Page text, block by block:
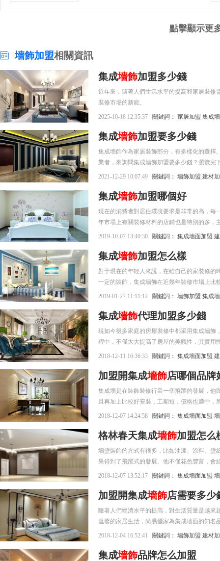
點擊顯示更
墻飾加盟相關資訊
集成墻飾加盟多少錢
近年來，隨著人們生活水平的提高和家居裝修
裝修市場的新寵。
2025-10-18 12:35:37 關鍵詞： 家居加盟 集成
集成墻飾加盟要多少錢
集成墻飾作為家居裝飾部分，有多樣化的選擇
業者，來詢問集成墻飾加盟要多少錢？瀏覽完
2021-12-29 10:07:49 關鍵詞： 墻飾加盟 建材
集成墻飾加盟哪個好
現在的消費者對居住環境要求是非常的高，每
年市場上有關裝修材料的店鋪也是特別的多，
有錢之后都會購買一套房子。在這個時候就
的介紹。
2019-10-07 13:40:30 關鍵詞： 集成墻面加盟
集成墻飾加盟怎么樣
對于現在的年輕人來說，在給自己的家裝修的
一定的裝飾，集成墻飾在近幾年裝修市場上比
裝修來進行搭配，可以給家庭增加一些色彩
集成墻飾為例。
2019-01-27 11:11:12 關鍵詞： 墻飾加盟 集成
集成墻飾代理加盟多少錢
現如今很多家庭的房屋裝修中都采用集成墻飾
程中，不僅大大提高了房屋的美觀性，其實用
說，集成墻飾是現在加盟的不二之選。
2018-12-11 16:36:33 關鍵詞： 集成墻面加盟
加盟開集成墻飾店哪個品牌
集成墻是在裝飾裝修行業一個飛躍的發展，他
且再加上比較好安裝，工期短，價格也適中
選擇知名度較高的大品牌比較有提高/增加。
2018-12-07 14:24:58 關鍵詞： 集成墻面加盟
格林春天集成墻飾加盟怎么
墻壁裝飾的方式有很多，比如油漆、涂料、壁
果得到了飛躍式的發展。他不僅花色豐富，會
勢頭，想要加盟集成墻飾。
2018-12-07 13:52:17 關鍵詞： 集成墻面加盟
加盟開集成墻飾店需要多少
隨著人們經濟水平的提高，對生活質量是越
溫馨的家居生活，尚易優家為集成墻面的知名
經是家喻戶曉了，所以如果想加入集成墻面加
2018-12-04 16:52:41 關鍵詞： 墻飾加盟 建材
集成墻飾品牌怎么加盟